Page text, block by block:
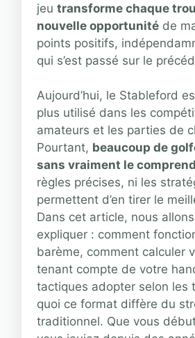
jeu transforme chaque
nouvelle opportunité de
points positifs,
qui s’est passé sur le
Aujourd’hui, le Stableford
plus utilisé dans les
amateurs et les parties de
Pourtant, beaucoup de
sans vraiment le
règles précises, ni les
permettent d’en tirer le
Dans cet article, nous
expliquer : comment
barème, comment calculer
tenant compte de votre
tactiques adopter selon les
quoi ce format diffère du
traditionnel. Que vous